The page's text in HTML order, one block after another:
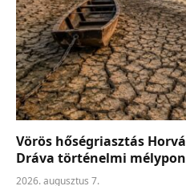
Vörös hőségriasztás
Dráva történelmi
2026. augusztus 7.